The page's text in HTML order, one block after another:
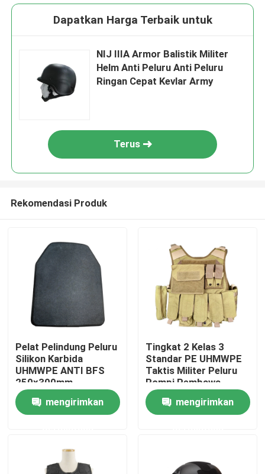
Rumah
Produk
Tur Pabrik
Dapatkan Harga Terbaik untuk
NIJ IIIA Armor Balistik Militer
Helm Anti Peluru Anti Peluru
Ringan Cepat Kevlar Army
Terus
Rekomendasi Produk
Pelat Pelindung Peluru
Silikon Karbida
UHMWPE ANTI BFS
250x300mm
mengirimkan
Tingkat 2 Kelas 3
Standar PE UHMWPE
Taktis Militer Peluru
Rompi Pembawa
mengirimkan